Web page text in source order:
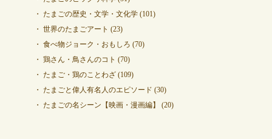
たまごの歴史・文学・文化学(101)
世界のたまごアート (23)
食べ物ジョーク・おもしろ (70)
鶏さん・鳥さんのコト (70)
たまご・鶏のことわざ(109)
たまごと偉人有名人のエピソード (30)
たまごの名シーン【映画・漫画編】
(20)